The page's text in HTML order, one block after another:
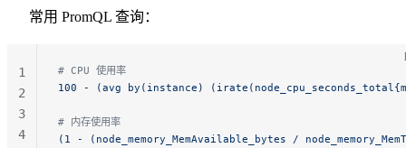
常用 PromQL 查询：
# CPU 使用率
100 - (avg by(instance)
# 内存使用率
(1 - (node_memory_MemAvailable_bytes /
1
2
3
4